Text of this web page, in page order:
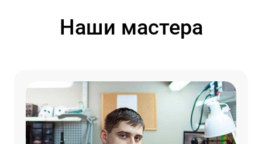
Наши мастера